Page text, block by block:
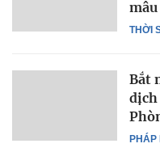
THỜI
PHÁP
Bắt
dịch